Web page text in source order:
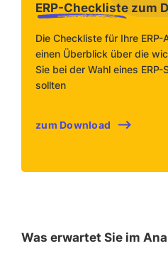
ERP-Checkliste zum
Die Checkliste für Ihre
einen Überblick über die
Sie bei der Wahl eines
sollten
zum Download
Was erwartet Sie im